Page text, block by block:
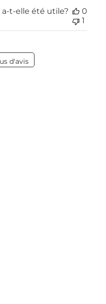
t-elle été utile?
0
1
d'avis